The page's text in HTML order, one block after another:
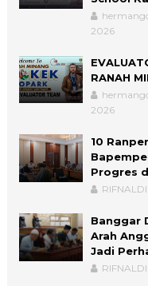
2026
RANAH
2026
10
Progres
RIFNALDI
Banggar
Arah
Jadi
RIFNALDI